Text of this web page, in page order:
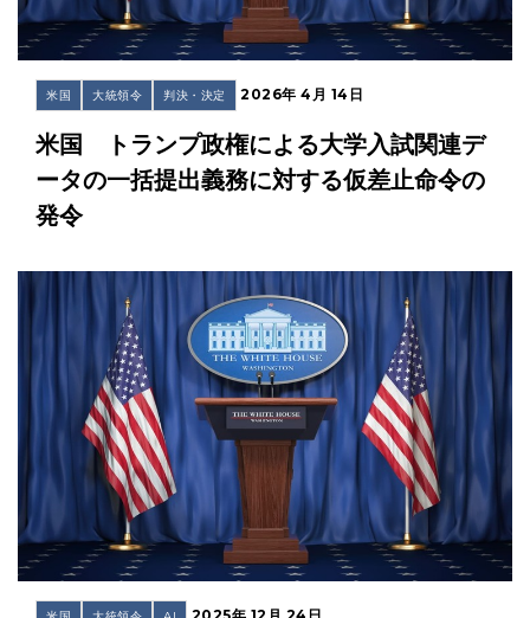
米国 大統領令 判決・決定 2026年 4月 14日
米国 トランプ政権による大学入試関連デ
ータの一括提出義務に対する仮差止命令の
発令
2025年 12月 24日